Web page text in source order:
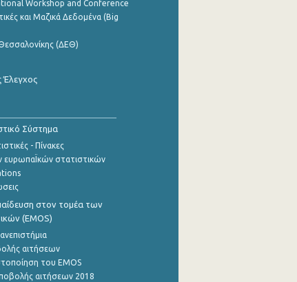
Workshop and Conference
και Μαζικά Δεδομένα (Big
(ΔΕΘ)
Έλεγχος
Σύστημα
- Πίνακες
ευρωπαΪκών στατιστικών
στον τομέα των
(EMOS)
αιτήσεων
του EMOS
αιτήσεων 2018